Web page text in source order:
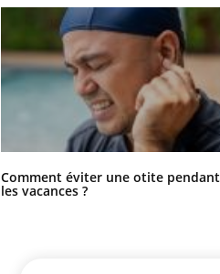
Comment éviter une otite pendant
les vacances ?